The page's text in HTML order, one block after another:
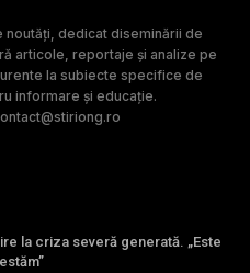
noutăți, dedicat diseminării de
articole, reportaje și analize pe
la subiecte specifice de
informare și educație.
la criza severă generată. „Este